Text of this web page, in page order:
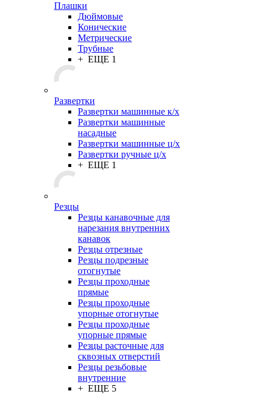
Плашки
Дюймовые
Конические
Метрические
Трубные
+ ЕЩЕ 1
Развертки
Развертки машинные к/х
Развертки машинные
насадные
Развертки машинные ц/х
Развертки ручные ц/х
+ ЕЩЕ 1
Резцы
Резцы канавочные для
нарезания внутренних
канавок
Резцы отрезные
Резцы подрезные
отогнутые
Резцы проходные
прямые
Резцы проходные
упорные отогнутые
Резцы проходные
упорные прямые
Резцы расточные для
сквозных отверстий
Резцы резьбовые
внутренние
+ ЕЩЕ 5